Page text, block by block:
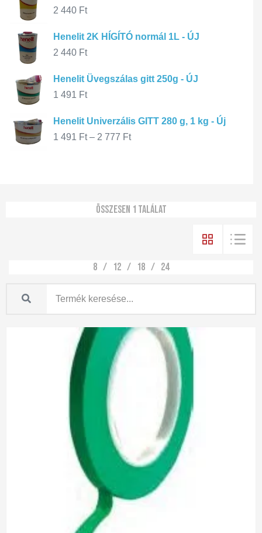
2 440 Ft
Henelit 2K HÍGÍTÓ normál 1L - ÚJ
2 440 Ft
Henelit Üvegszálas gitt 250g - ÚJ
1 491 Ft
Henelit Univerzális GITT 280 g, 1 kg - Új
1 491 Ft – 2 777 Ft
Összesen 1 találat
8 12 18 24